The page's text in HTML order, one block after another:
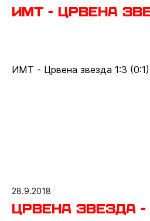
ИМТ - Црвена
ИМТ - Црвена звезда 1:3 (0:1)
28.9.2018
Црвена звезда